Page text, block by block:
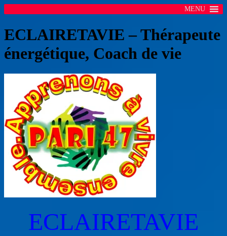
MENU
ECLAIRETAVIE – Thérapeute
énergétique, Coach de vie
ECLAIRETAVIE